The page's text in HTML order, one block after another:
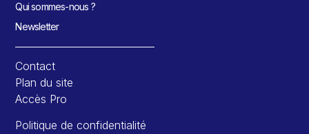
Qui sommes-nous ?
Newsletter
Contact
Plan du site
Accès Pro
Politique de confidentialité